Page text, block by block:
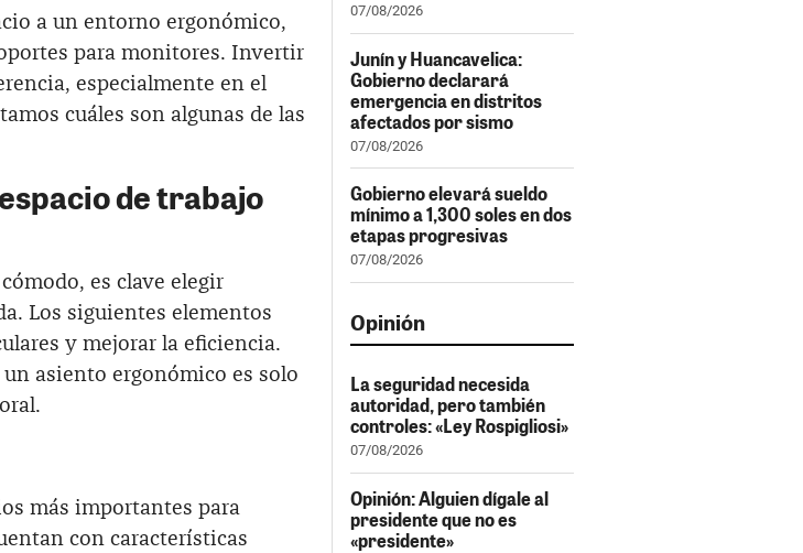
a un entorno ergonómico,
para monitores. Invertir
especialmente en el
cuáles son algunas de las
de trabajo
es clave elegir
Los siguientes elementos
y mejorar la eficiencia.
asiento ergonómico es solo
más importantes para
con características
07/08/2026
Junín y Huancavelica:
Gobierno declarará
emergencia en distritos
afectados por sismo
07/08/2026
Gobierno elevará sueldo
mínimo a 1,300 soles en dos
etapas progresivas
07/08/2026
Opinión
La seguridad necesida
autoridad, pero también
controles: «Ley Rospigliosi»
07/08/2026
Opinión: Alguien dígale al
presidente que no es
«presidente»